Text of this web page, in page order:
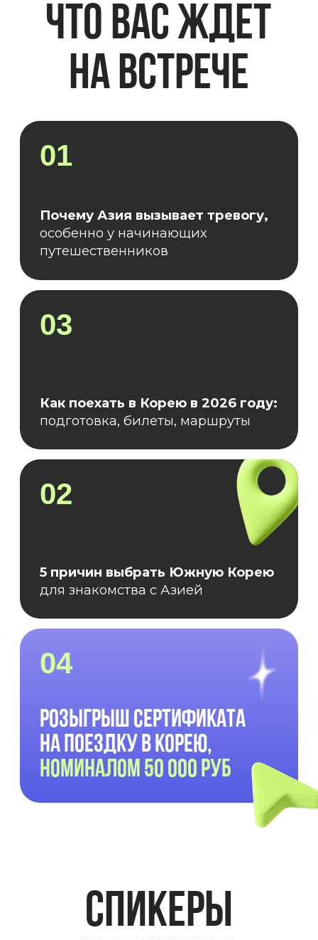
РОЗЫГРЫШ СЕРТИФИКАТА
НА ПОЕЗДКУ В КОРЕЮ,
НОМИНАЛОМ 50 000 РУБ
для знакомства с Азией
подготовка, билеты, маршруты
ВЕБИНАРА
ДМИТРИЙ ПАК
KOREAN SIMPLE И ОРГАНИЗАТОР ЛАГЕРЯ
KSIMPLE.TRAVEL
Поделится всеми секретами программы,
ответит на ваши вопросы и проведет
розыгрыш путевки.
Живёт в Южной Корее с 17 лет. Знаток
культуры страны и самых интересных